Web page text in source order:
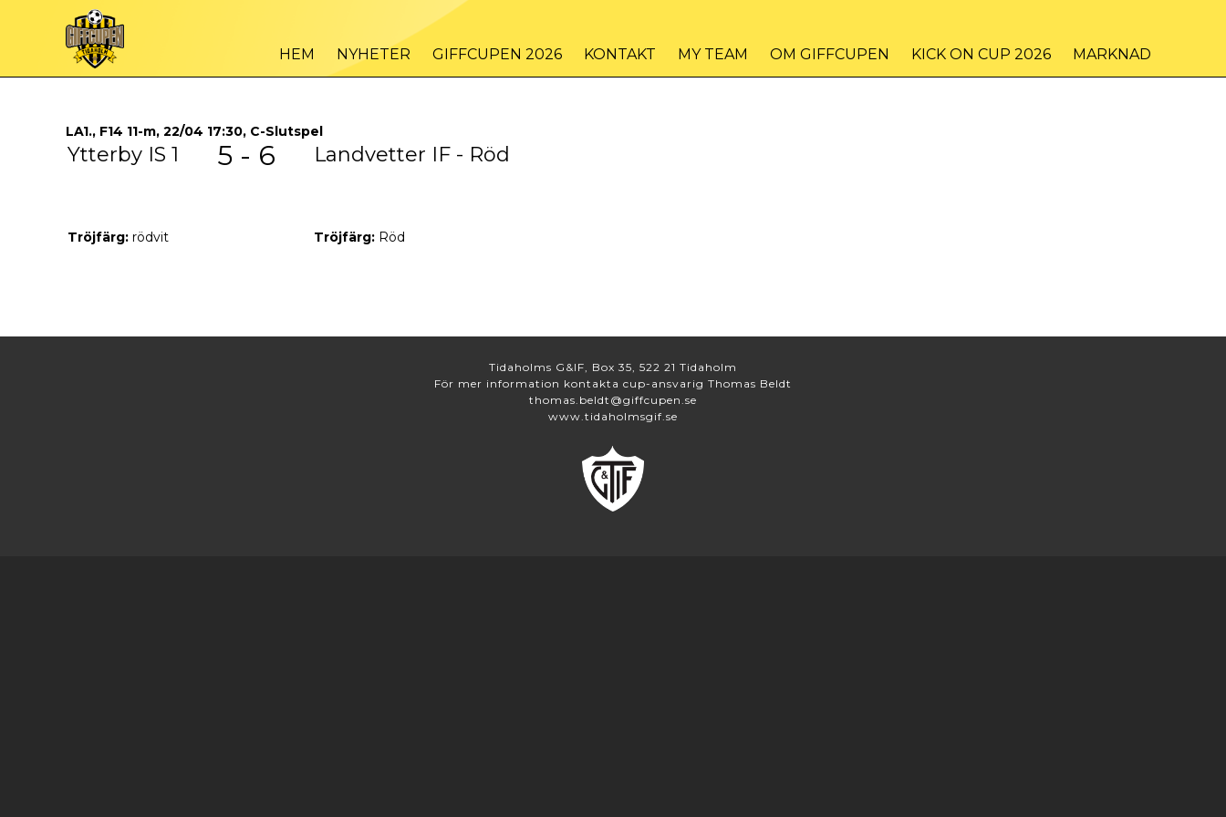
HEM NYHETER GIFFCUPEN 2026 KONTAKT MY TEAM OM GIFFCUPEN KICK ON CUP 2026 MARKNAD
LA1., F14 11-m, 22/04 17:30, C-Slutspel
Ytterby IS 1 5 - 6 Landvetter IF - Röd
Tröjfärg: rödvit Tröjfärg: Röd
Tidaholms G&IF, Box 35, 522 21 Tidaholm
För mer information kontakta cup-ansvarig Thomas Beldt
thomas.beldt@giffcupen.se
www.tidaholmsgif.se